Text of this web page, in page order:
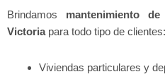
Brindamos mantenimiento
Victoria para todo tipo de clientes:
Viviendas particulares y